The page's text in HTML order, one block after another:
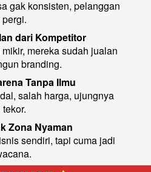
pergi.
dari Kompetitor
branding.
Tanpa Ilmu
tekor.
Zona Nyaman